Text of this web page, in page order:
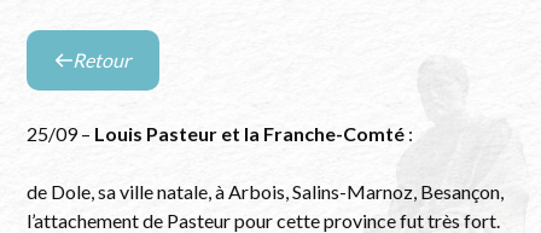
Retour
la
des
évènements
Retour
25/09 – Louis Pasteur et la Franche-Comté :
de Dole, sa ville natale, à Arbois, Salins-Marnoz, Besançon,
l’attachement de Pasteur pour cette province fut très fort.